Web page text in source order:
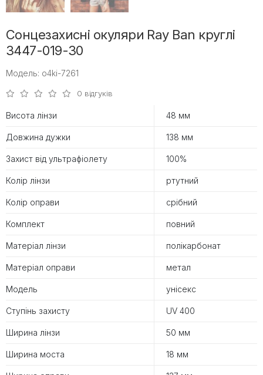
Сонцезахисні окуляри Ray Ban круглі
3447-019-30
Модель: o4ki-7261
0 відгуків
Висота лінзи 48 мм
Довжина дужки 138 мм
Захист від ультрафіолету 100%
Колір лінзи ртутний
Колір оправи срібний
Комплект повний
Матеріал лінзи полікарбонат
Матеріал оправи метал
Модель унісекс
Ступінь захисту UV 400
Ширина лінзи 50 мм
Ширина моста 18 мм